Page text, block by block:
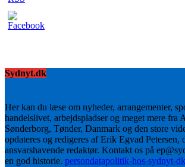
Sydnyt.dk
Her kan du læse om nyheder, arrangementer,
handelslivet, arbejdspladser og meget mere fra
Sønderborg, Tønder, Danmark og den store
opdateres og redigeres af Erik Egvad Petersen,
ansvarshavende redaktør. Kontakt os på
en god historie. persondatapolitik-hos-sydnyt-dk